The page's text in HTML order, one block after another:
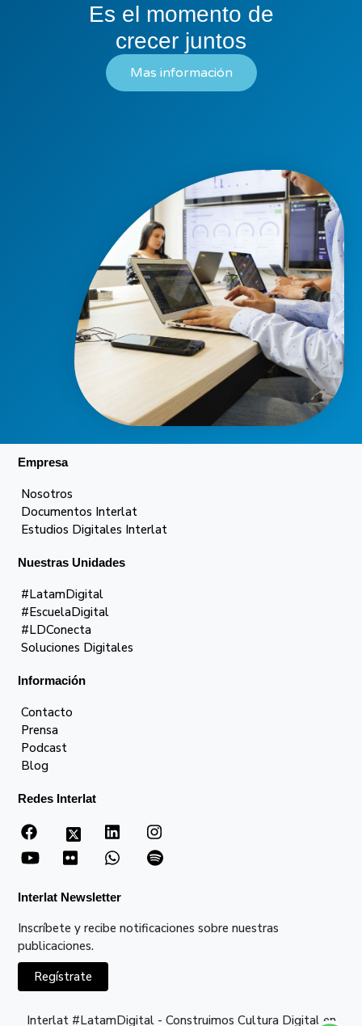
Es el momento de
crecer juntos
Mas información
Empresa
Nosotros
Documentos Interlat
Estudios Digitales Interlat
Nuestras Unidades
#LatamDigital
#EscuelaDigital
#LDConecta
Soluciones Digitales
Información
Contacto
Prensa
Podcast
Blog
Redes Interlat
Interlat Newsletter
Inscríbete y recibe notificaciones sobre nuestras
publicaciones.
Regístrate
Interlat #LatamDigital - Construimos Cultura Digital en